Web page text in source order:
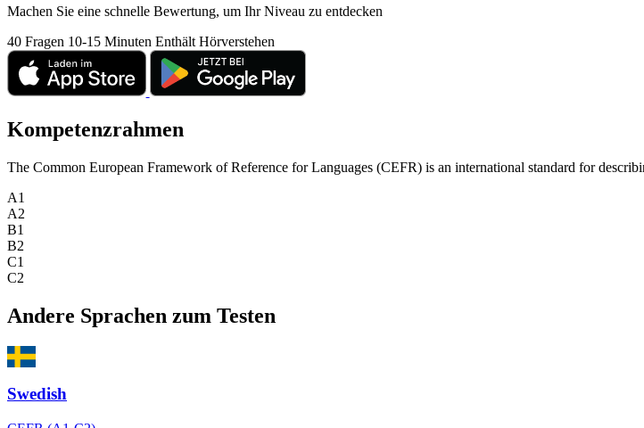
Machen Sie eine schnelle Bewertung, um Ihr Niveau zu entdecken
40 Fragen 10-15 Minuten Enthält Hörverstehen
Kompetenzrahmen
The Common European Framework of Reference for Languages (CEFR) is an international standard for
A1
A2
B1
B2
C1
C2
Andere Sprachen zum Testen
Swedish